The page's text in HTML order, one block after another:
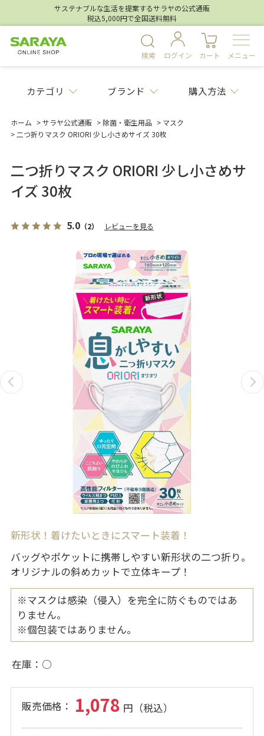
サステナブルな生活を提案するサラヤの公式通販
税込5,000円で全国送料無料
検索 ログイン カート メニュー
カテゴリ ブランド 購入方法
ホーム >サラヤ公式通販 > 除菌・衛生用品 > マスク
> 二つ折りマスク ORIORI 少し小さめサイズ 30枚
二つ折りマスク ORIORI 少し小さめサ
イズ 30枚
5.0（2） レビューを見る
新形状！着けたいときにスマート装着！
バッグやポケットに携帯しやすい新形状の二つ折り。
オリジナルの斜めカットで立体キープ！
※マスクは感染（侵入）を完全に防ぐものではあ
りません。
※個包装ではありません。
在庫 ○
1,078